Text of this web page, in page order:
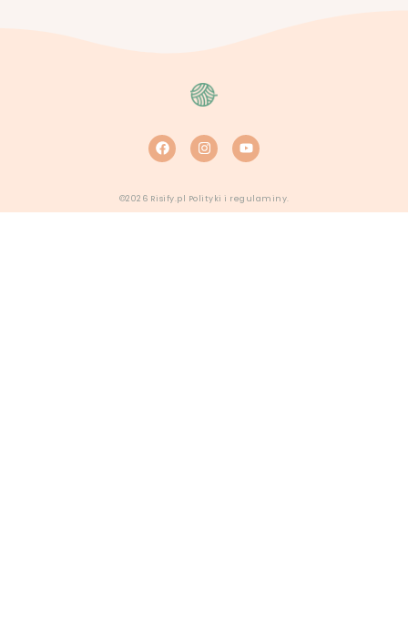
F
a
c
o
o
I
n
s
g
r
Y
o
u
b
e
©2026 Risify.pl Polityki i regulaminy.